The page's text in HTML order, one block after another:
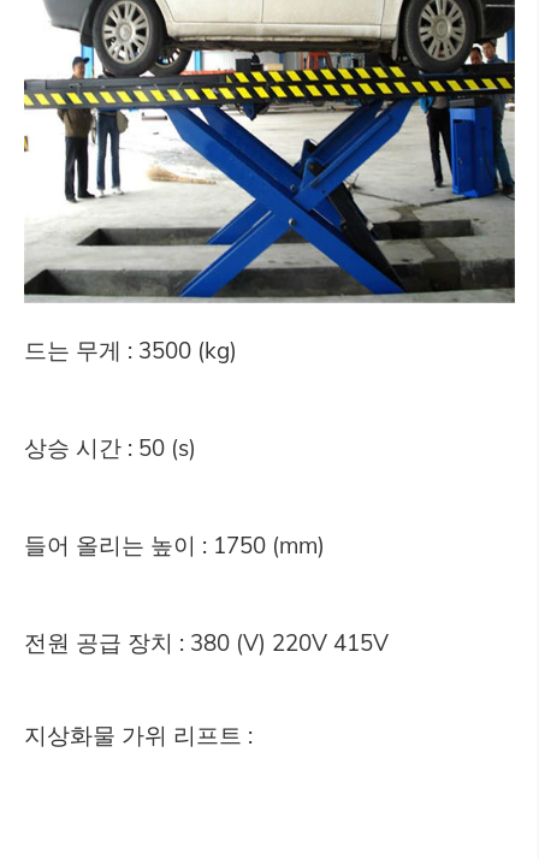
드는 무게 : 3500 (kg)
상승 시간 : 50 (s)
들어 올리는 높이 : 1750 (mm)
전원 공급 장치 : 380 (V) 220V 415V
지상화물 가위 리프트 :